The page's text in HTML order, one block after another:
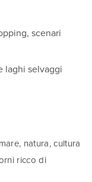
scenari
laghi selvaggi
natura, cultura
ricco di